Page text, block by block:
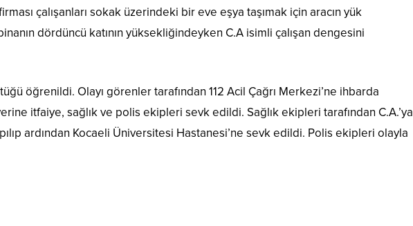
çalışanları sokak üzerindeki bir eve eşya taşımak için aracın yük
dördüncü katının yüksekliğindeyken C.A isimli çalışan dengesini
öğrenildi. Olayı görenler tarafından 112 Acil Çağrı Merkezi’ne ihbarda
itfaiye, sağlık ve polis ekipleri sevk edildi. Sağlık ekipleri tarafından C.A.’ya
ardından Kocaeli Üniversitesi Hastanesi’ne sevk edildi. Polis ekipleri olayla